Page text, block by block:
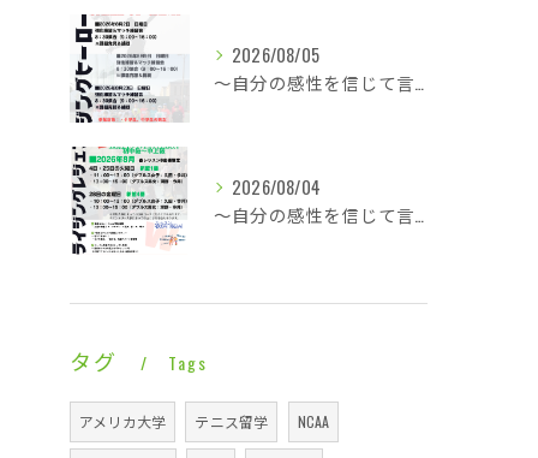
2026/08/05
～自分の感性を信じて言動し毎日1ミリ成長する～一日ゆっくり涼やかなライジングレジェンズ・・・
2026/08/04
～自分の感性を信じて言動し毎日1ミリ成長する～ひと悶着で言うべきことははっきりと・・・
タグ Tags
アメリカ大学 テニス留学 NCAA